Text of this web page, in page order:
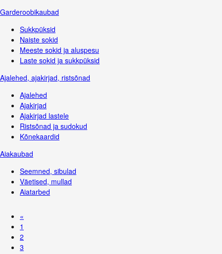
Garderoobikaubad
Sukkpüksid
Naiste sokid
Meeste sokid ja aluspesu
Laste sokid ja sukkpüksid
Ajalehed, ajakirjad, ristsõnad
Ajalehed
Ajakirjad
Ajakirjad lastele
Ristsõnad ja sudokud
Kõnekaardid
Aiakaubad
Seemned, sibulad
Väetised, mullad
Aiatarbed
«
1
2
3